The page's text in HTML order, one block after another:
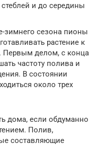
и до середины
зимнего сезона пионы
растение к
Первым делом, с конца
частоту полива и
В состоянии
около трех
дома, если обдуманно
Полив,
составляющие